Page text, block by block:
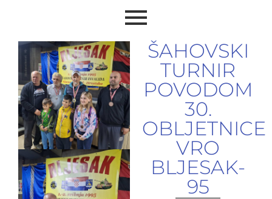
ŠAHOVSKI
TURNIR
POVODOM
30.
OBLJETNICE
VRO
BLJESAK-
95